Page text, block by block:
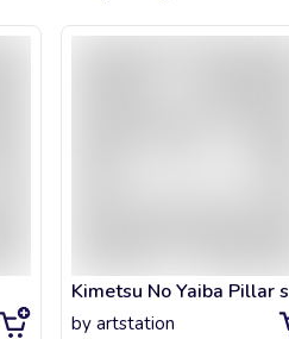
Kimetsu No Yaiba Pillar s
by artstation